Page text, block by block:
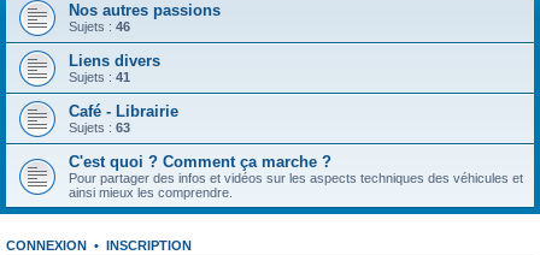
Nos autres passions
Sujets : 46
Liens divers
Sujets : 41
Café - Librairie
Sujets : 63
C'est quoi ? Comment ça marche ?
Pour partager des infos et vidéos sur les aspects techniques des véhicules et
ainsi mieux les comprendre.
CONNEXION • INSCRIPTION